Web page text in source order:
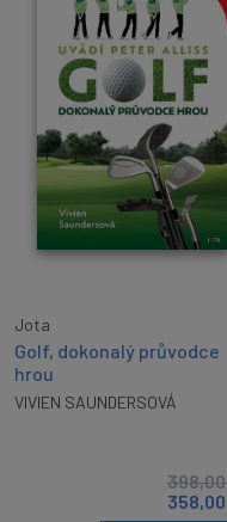
Jota
Golf, dokonalý průvodce
hrou
VIVIEN SAUNDERSOVÁ
398,00
358,00